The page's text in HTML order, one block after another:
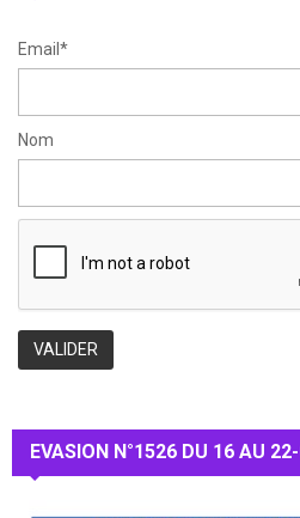
Email*
Nom
EVASION N°1526 DU 16 AU